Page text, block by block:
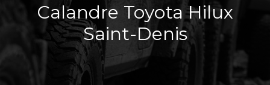
Calandre Toyota Hilux
Saint-Denis